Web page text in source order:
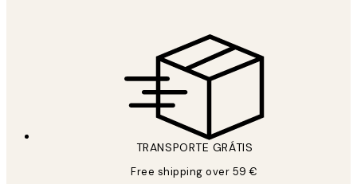
TRANSPORTE GRÁTIS
Free shipping over 59 €